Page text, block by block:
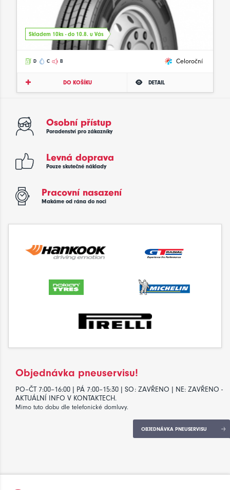
Skladem 10ks - do 10.8. u Vás
D C B Celoroční
DO KOŠÍKU DETAIL
Osobní přístup
Poradenství pro zákazníky
Levná doprava
Pouze skutečné náklady
Pracovní nasazení
Makáme od rána do noci
Objednávka pneuservisu!
PO–ČT 7:00–16:00 | PÁ 7:00–15:30 | SO: ZAVŘENO | NE: ZAVŘENO -
AKTUÁLNÍ INFO V KONTAKTECH.
Mimo tuto dobu dle telefonické domluvy.
OBJEDNÁVKA PNEUSERVISU